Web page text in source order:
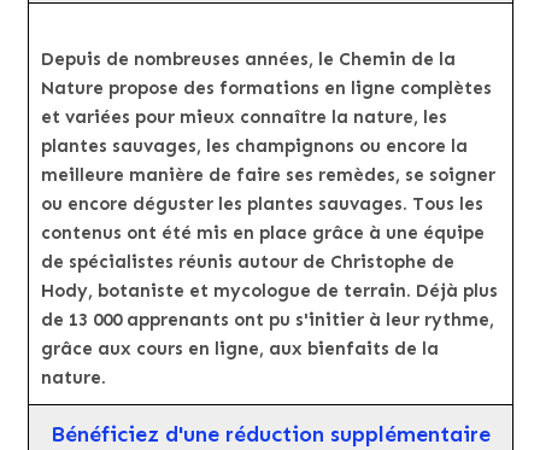
Depuis de nombreuses années, le Chemin de la
Nature propose des formations en ligne complètes
et variées pour mieux connaître la nature, les
plantes sauvages, les champignons ou encore la
meilleure manière de faire ses remèdes, se soigner
ou encore déguster les plantes sauvages. Tous les
contenus ont été mis en place grâce à une équipe
de spécialistes réunis autour de Christophe de
Hody, botaniste et mycologue de terrain. Déjà plus
de 13 000 apprenants ont pu s'initier à leur rythme,
grâce aux cours en ligne, aux bienfaits de la
nature.
Bénéficiez d'une réduction supplémentaire